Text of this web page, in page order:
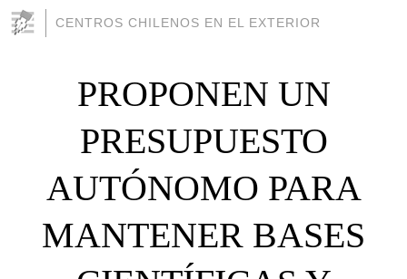
CENTROS CHILENOS EN EL EXTERIOR
PROPONEN UN
PRESUPUESTO
AUTÓNOMO PARA
MANTENER BASES